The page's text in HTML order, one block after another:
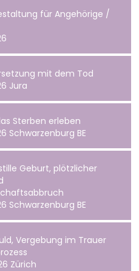
für Angehörige /
mit dem Tod
Jura
Sterben erleben
Schwarzenburg BE
Geburt, plötzlicher
Schwarzenburg BE
Vergebung im Trauer
Zürich